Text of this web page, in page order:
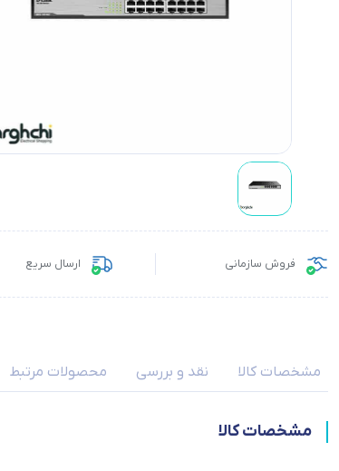
فروش سازمانی ارسال سریع
مشخصات کالا نقد و بررسی محصولات مرتبط
مشخصات کالا